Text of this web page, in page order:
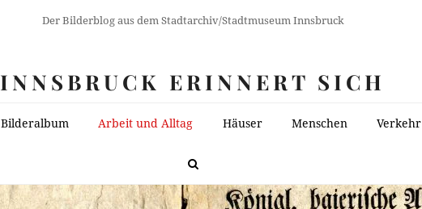
Der Bilderblog aus dem Stadtarchiv/Stadtmuseum Innsbruck
INNSBRUCK ERINNERT SICH
Bilderalbum Arbeit und Alltag Häuser Menschen Verkehr